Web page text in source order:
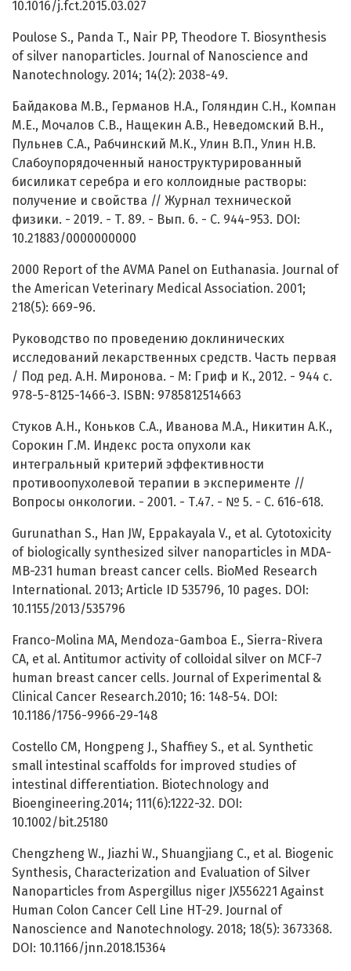
10.1016/j.fct.2015.03.027
Poulose S., Panda T., Nair PP, Theodore T. Biosynthesis
of silver nanoparticles. Journal of Nanoscience and
Nanotechnology. 2014; 14(2): 2038-49.
Байдакова М.В., Германов Н.А., Голяндин С.Н., Компан
М.Е., Мочалов С.В., Нащекин А.В., Неведомский В.Н.,
Пульнев С.А., Рабчинский М.К., Улин В.П., Улин Н.В.
Слабоупорядоченный наноструктурированный
бисиликат серебра и его коллоидные растворы:
получение и свойства // Журнал технической
физики. - 2019. - Т. 89. - Вып. 6. - С. 944-953. DOI:
10.21883/0000000000
2000 Report of the AVMA Panel on Euthanasia. Journal of
the American Veterinary Medical Association. 2001;
218(5): 669-96.
Руководство по проведению доклинических
исследований лекарственных средств. Часть первая
/ Под ред. А.Н. Миронова. - М: Гриф и К., 2012. - 944 с.
978-5-8125-1466-3. ISBN: 9785812514663
Стуков А.Н., Коньков С.А., Иванова М.А., Никитин А.К.,
Сорокин Г.М. Индекс роста опухоли как
интегральный критерий эффективности
противоопухолевой терапии в эксперименте //
Вопросы онкологии. - 2001. - Т.47. - № 5. - С. 616-618.
Gurunathan S., Han JW, Eppakayala V., et al. Cytotoxicity
of biologically synthesized silver nanoparticles in MDA-
MB-231 human breast cancer cells. BioMed Research
International. 2013; Article ID 535796, 10 pages. DOI:
10.1155/2013/535796
Franco-Molina MA, Mendoza-Gamboa E., Sierra-Rivera
CA, et al. Antitumor activity of colloidal silver on MCF-7
human breast cancer cells. Journal of Experimental &
Clinical Cancer Research.2010; 16: 148-54. DOI:
10.1186/1756-9966-29-148
Costello CM, Hongpeng J., Shaffiey S., et al. Synthetic
small intestinal scaffolds for improved studies of
intestinal differentiation. Biotechnology and
Bioengineering.2014; 111(6):1222-32. DOI:
10.1002/bit.25180
Chengzheng W., Jiazhi W., Shuangjiang C., et al. Biogenic
Synthesis, Characterization and Evaluation of Silver
Nanoparticles from Aspergillus niger JX556221 Against
Human Colon Cancer Cell Line HT-29. Journal of
Nanoscience and Nanotechnology. 2018; 18(5): 3673368.
DOI: 10.1166/jnn.2018.15364